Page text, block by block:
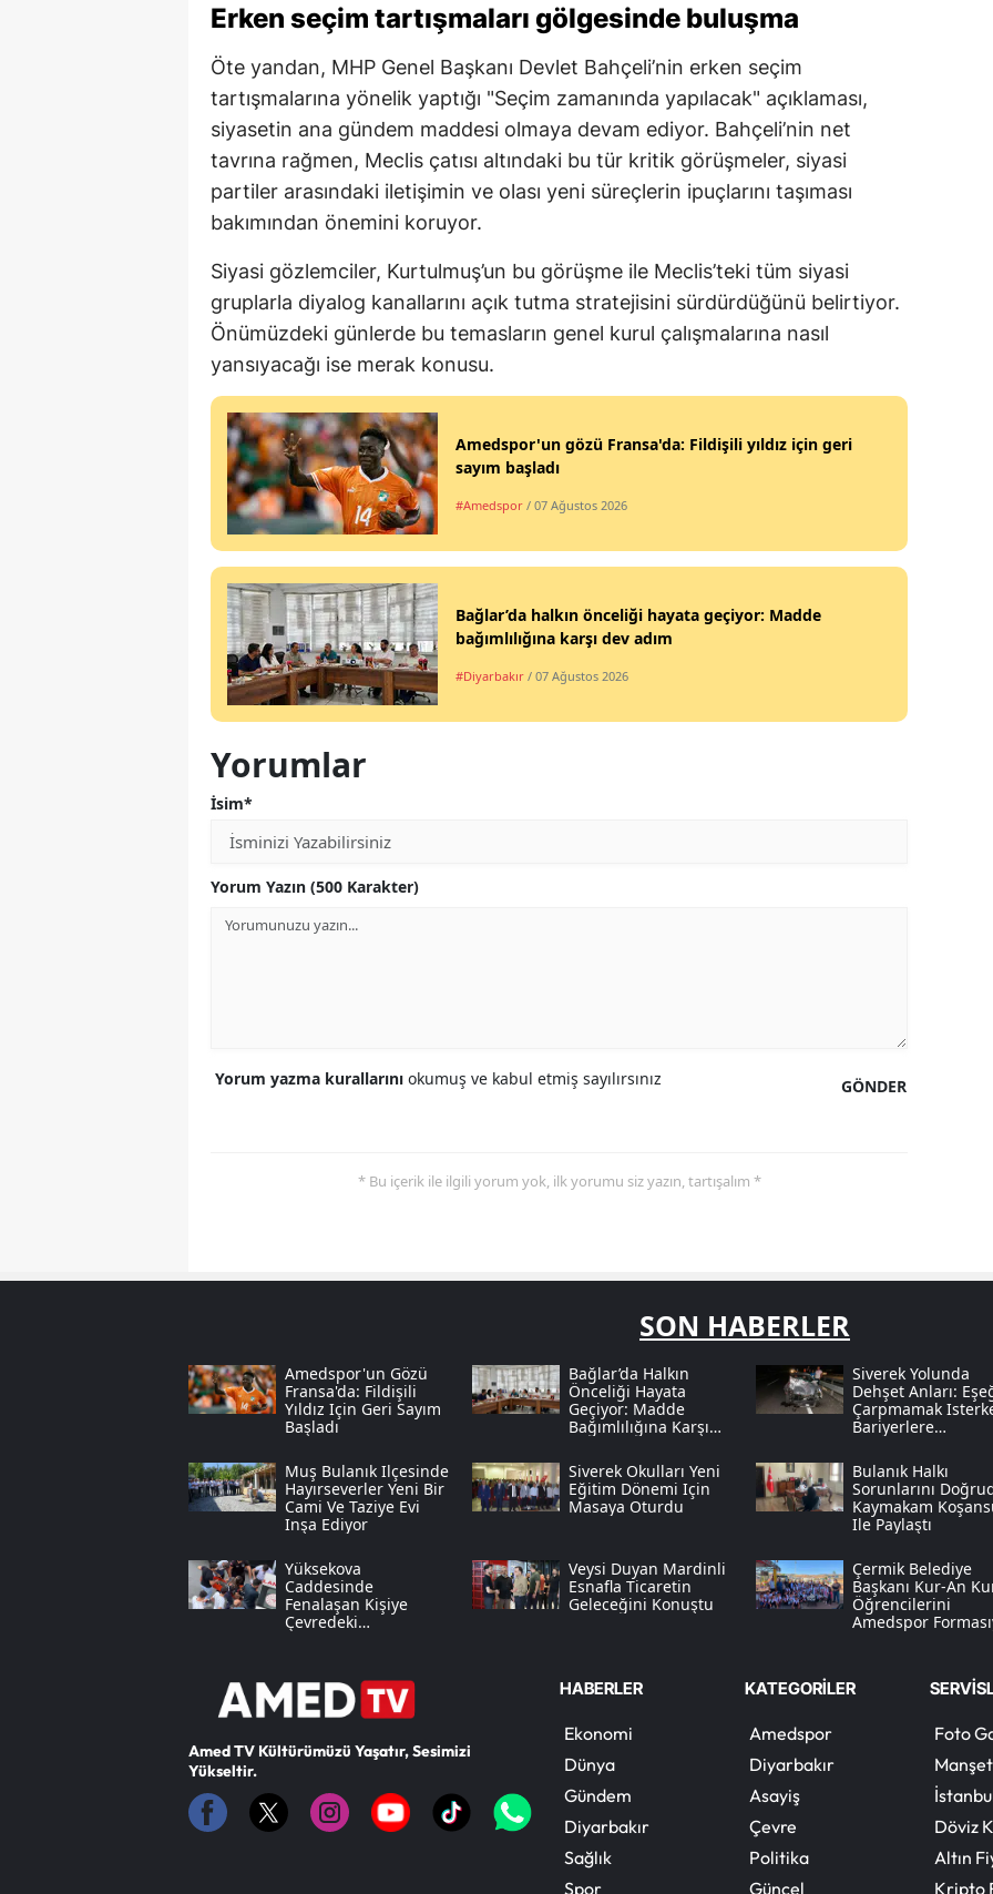
Erken seçim tartışmaları gölgesinde buluşma
Öte yandan, MHP Genel Başkanı Devlet Bahçeli’nin erken seçim
tartışmalarına yönelik yaptığı "Seçim zamanında yapılacak" açıklaması,
siyasetin ana gündem maddesi olmaya devam ediyor. Bahçeli’nin net
tavrına rağmen, Meclis çatısı altındaki bu tür kritik görüşmeler, siyasi
partiler arasındaki iletişimin ve olası yeni süreçlerin ipuçlarını taşıması
bakımından önemini koruyor.
Siyasi gözlemciler, Kurtulmuş’un bu görüşme ile Meclis’teki tüm siyasi
gruplarla diyalog kanallarını açık tutma stratejisini sürdürdüğünü belirtiyor.
Önümüzdeki günlerde bu temasların genel kurul çalışmalarına nasıl
yansıyacağı ise merak konusu.
Amedspor'un gözü Fransa'da: Fildişili yıldız için geri
sayım başladı
#Amedspor / 07 Ağustos 2026
Bağlar’da halkın önceliği hayata geçiyor: Madde
bağımlılığına karşı dev adım
#Diyarbakır / 07 Ağustos 2026
Yorumlar
İsim*
Yorum Yazın (500 Karakter)
GÖNDER
Yorum yazma kurallarını okumuş ve kabul etmiş sayılırsınız
* Bu içerik ile ilgili yorum yok, ilk yorumu siz yazın, tartışalım *
SON HABERLER
Amedspor'un Gözü
Fransa'da: Fildişili
Yıldız Için Geri Sayım
Başladı
Bağlar’da Halkın
Önceliği Hayata
Geçiyor: Madde
Bağımlılığına Karşı
Siverek Yolunda
Dehşet Anları:
Çarpmamak
Bariyerlere
Muş Bulanık Ilçesinde
Hayırseverler Yeni Bir
Cami Ve Taziye Evi
Inşa Ediyor
Siverek Okulları Yeni
Eğitim Dönemi Için
Masaya Oturdu
Bulanık Halkı
Sorunlarını
Kaymakam
Ile Paylaştı
Yüksekova
Caddesinde
Fenalaşan Kişiye
Çevredeki
Veysi Duyan Mardinli
Esnafla Ticaretin
Geleceğini Konuştu
Çermik Belediye
Başkanı Kur-An
Öğrencilerini
Amedspor
Amed TV Kültürümüzü Yaşatır, Sesimizi
Yükseltir.
HABERLER
Ekonomi
Dünya
Gündem
Diyarbakır
Sağlık
Spor
KATEGORİLER
Amedspor
Diyarbakır
Asayiş
Çevre
Politika
Güncel
Foto
Döviz
Altın
Kripto